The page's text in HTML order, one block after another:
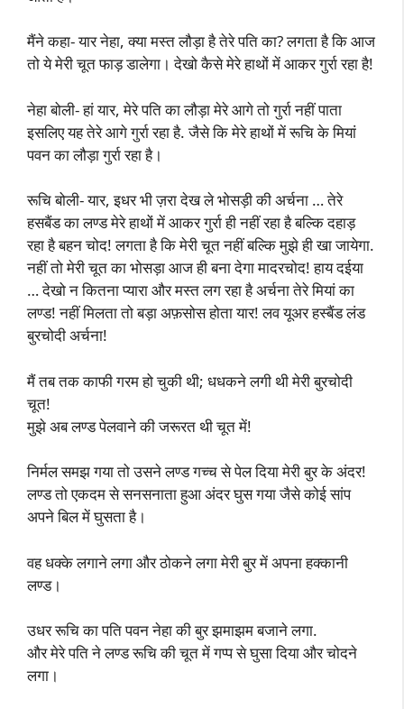
मैंने कहा- यार नेहा, क्या मस्त लौड़ा है तेरे पति का? लगता है कि आज
तो ये मेरी चूत फाड़ डालेगा। देखो कैसे मेरे हाथों में आकर गुर्रा रहा है!
नेहा बोली- हां यार, मेरे पति का लौड़ा मेरे आगे तो गुर्रा नहीं पाता
इसलिए यह तेरे आगे गुर्रा रहा है. जैसे कि मेरे हाथों में रूचि के मियां
पवन का लौड़ा गुर्रा रहा है।
रूचि बोली- यार, इधर भी ज़रा देख ले भोसड़ी की अर्चना … तेरे
हसबैंड का लण्ड मेरे हाथों में आकर गुर्रा ही नहीं रहा है बल्कि दहाड़
रहा है बहन चोद! लगता है कि मेरी चूत नहीं बल्कि मुझे ही खा जायेगा.
नहीं तो मेरी चूत का भोसड़ा आज ही बना देगा मादरचोद! हाय दईया
… देखो न कितना प्यारा और मस्त लग रहा है अर्चना तेरे मियां का
लण्ड! नहीं मिलता तो बड़ा अफ़सोस होता यार! लव यूअर हस्बैंड लंड
बुरचोदी अर्चना!
मैं तब तक काफी गरम हो चुकी थी; धधकने लगी थी मेरी बुरचोदी
चूत!
मुझे अब लण्ड पेलवाने की जरूरत थी चूत में!
निर्मल समझ गया तो उसने लण्ड गच्च से पेल दिया मेरी बुर के अंदर!
लण्ड तो एकदम से सनसनाता हुआ अंदर घुस गया जैसे कोई सांप
अपने बिल में घुसता है।
वह धक्के लगाने लगा और ठोकने लगा मेरी बुर में अपना हक्कानी
लण्ड।
उधर रूचि का पति पवन नेहा की बुर झमाझम बजाने लगा.
और मेरे पति ने लण्ड रूचि की चूत में गप्प से घुसा दिया और चोदने
लगा।